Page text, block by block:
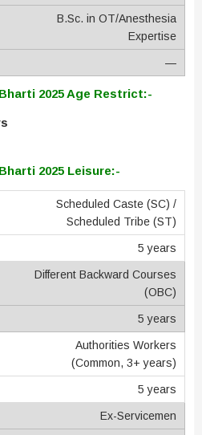
B.Sc. in OT/Anesthesia
Expertise
—
2025 Age Restrict:-
2025 Leisure:-
Scheduled Caste (SC) /
Scheduled Tribe (ST)
5 years
Different Backward Courses
(OBC)
5 years
Authorities Workers
(Common, 3+ years)
5 years
Ex-Servicemen